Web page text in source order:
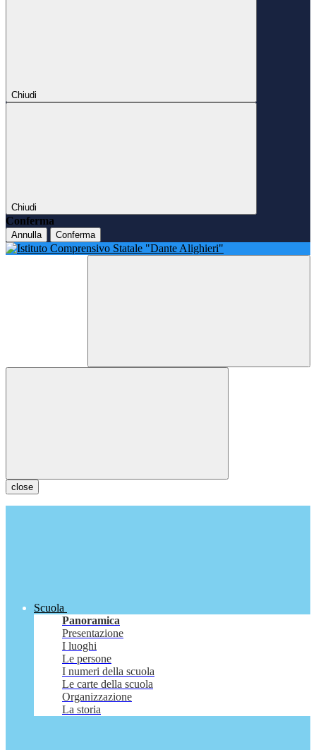
Chiudi
Chiudi
Conferma
Annulla Conferma
close
Scuola
Panoramica
Presentazione
I luoghi
Le persone
I numeri della scuola
Le carte della scuola
Organizzazione
La storia